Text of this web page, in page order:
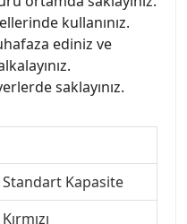
kullanınız.
ediniz ve
saklayınız.
Standart Kapasite
Kırmızı